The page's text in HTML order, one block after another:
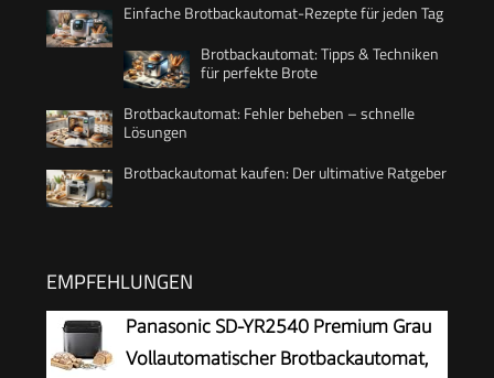
Einfache Brotbackautomat-Rezepte für jeden Tag
Brotbackautomat: Tipps & Techniken
für perfekte Brote
Brotbackautomat: Fehler beheben – schnelle
Lösungen
Brotbackautomat kaufen: Der ultimative Ratgeber
EMPFEHLUNGEN
Panasonic SD-YR2540 Premium Grau
Vollautomatischer Brotbackautomat,